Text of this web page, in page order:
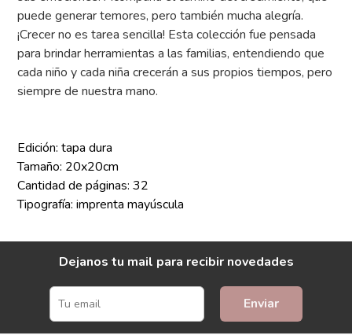
puede generar temores, pero también mucha alegría.
¡Crecer no es tarea sencilla! Esta colección fue pensada
para brindar herramientas a las familias, entendiendo que
cada niño y cada niña crecerán a sus propios tiempos, pero
siempre de nuestra mano.
Edición: tapa dura
Tamaño: 20x20cm
Cantidad de páginas: 32
Tipografía: imprenta mayúscula
Dejanos tu mail para recibir novedades
Enviar